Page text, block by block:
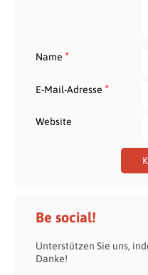
Name *
E-Mail-Adresse *
Website
Be social!
Unterstützen Sie uns,
Danke!